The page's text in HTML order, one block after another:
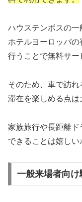
ハウステンボスの一
ホテルヨーロッパ
行うことで無料サー
そのため、車で訪
滞在を楽しめる点は
家族旅行や長距離
できることは嬉しい
一般来場者向